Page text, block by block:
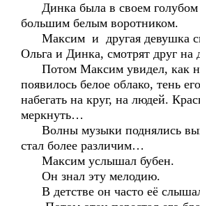
Динка была в своем голубом
большим белым воротником.
Максим и другая девушка
Ольга и Динка, смотрят друг на
Потом Максим увидел, как
появилось белое облако, тень
набегать на круг, на людей.
меркнуть…
Волны музыки поднялись
стал более различим…
Максим услышал бубен.
Он знал эту мелодию.
В детстве он часто её